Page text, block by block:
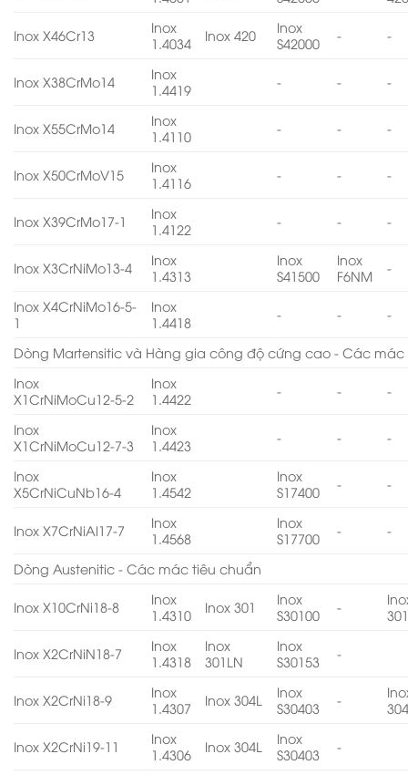
Inox X46Cr13
Inox
1.4034
Inox 420
Inox
S42000
- -
Inox X38CrMo14
Inox
1.4419
- - -
Inox X55CrMo14
Inox
1.4110
- - -
Inox X50CrMoV15
Inox
1.4116
- - -
Inox X39CrMo17-1
Inox
1.4122
- - -
Inox X3CrNiMo13-4
Inox
1.4313
Inox
S41500
Inox
F6NM
-
Inox X4CrNiMo16-5-
1
Inox
1.4418
- - -
Dòng Martensitic và Hàng gia công độ cứng cao - Các
Inox
X1CrNiMoCu12-5-2
Inox
1.4422
- - -
Inox
X1CrNiMoCu12-7-3
Inox
1.4423
- - -
Inox
X5CrNiCuNb16-4
Inox
1.4542
Inox
S17400
- -
Inox X7CrNiAl17-7
Inox
1.4568
Inox
S17700
- -
Dòng Austenitic - Các mác tiêu chuẩn
Inox X10CrNi18-8
Inox
1.4310
Inox 301
Inox
S30100
-
Inox X2CrNiN18-7
Inox
1.4318
Inox
301LN
Inox
S30153
-
Inox X2CrNi18-9
Inox
1.4307
Inox 304L
Inox
S30403
-
Inox X2CrNi19-11
Inox
1.4306
Inox 304L
Inox
S30403
-